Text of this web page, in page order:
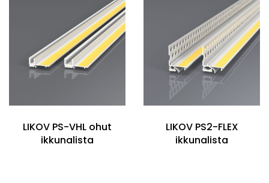
LIKOV PS-VHL ohut
ikkunalista
LIKOV PS2-FLEX
ikkunalista